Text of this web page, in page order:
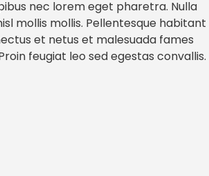
nec lorem eget pharetra. Nulla
mollis mollis. Pellentesque habitant
et netus et malesuada fames
feugiat leo sed egestas convallis.